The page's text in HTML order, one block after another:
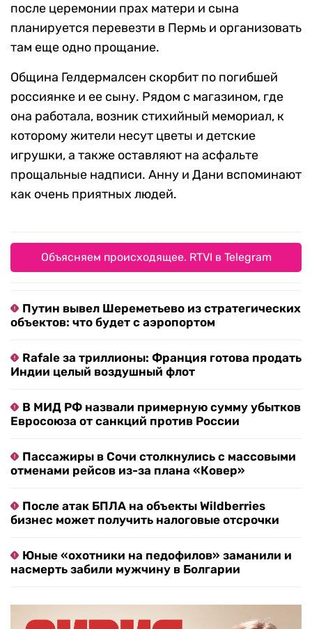
после церемонии прах матери и сына
планируется перевезти в Пермь и организовать
там еще одно прощание.
Община Гелдермалсен скорбит по погибшей
россиянке и ее сыну. Рядом с магазином, где
она работала, возник стихийный мемориал, к
которому жители несут цветы и детские
игрушки, а также оставляют на асфальте
прощальные надписи. Анну и Дани вспоминают
как очень приятных людей.
Объясняем происходящее. RTVI в Telegram
Путин вывел Шереметьево из стратегических
объектов: что будет с аэропортом
Rafale за триллионы: Франция готова продать
Индии целый воздушный флот
В МИД РФ назвали примерную сумму убытков
Евросоюза от санкций против России
Пассажиры в Сочи столкнулись с массовыми
отменами рейсов из-за плана «Ковер»
После атак БПЛА на объекты Wildberries
бизнес может получить налоговые отсрочки
Юные «охотники на педофилов» заманили и
насмерть забили мужчину в Болгарии